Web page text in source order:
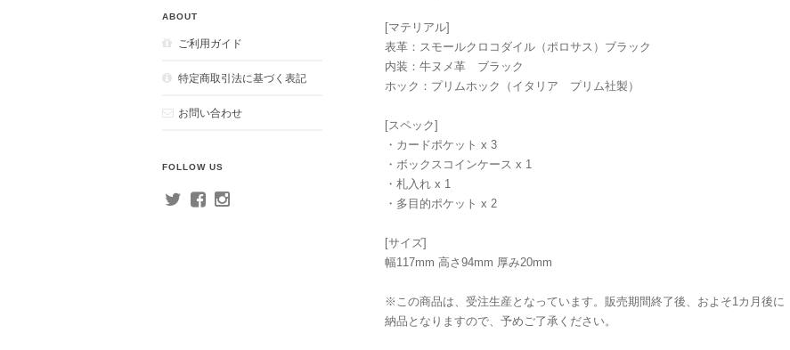
[マテリアル]
表革：スモールクロコダイル（ポロサス）ブラック
内装：牛ヌメ革 ブラック
ホック：プリムホック（イタリア プリム社製）
[スペック]
・カードポケット x 3
・ボックスコインケース x 1
・札入れ x 1
・多目的ポケット x 2
[サイズ]
幅117mm 高さ94mm 厚み20mm
※この商品は、受注生産となっています。販売期間終了後、およそ1カ月後に
納品となりますので、予めご了承ください。
ABOUT
ご利用ガイド
特定商取引法に基づく表記
お問い合わせ
FOLLOW US